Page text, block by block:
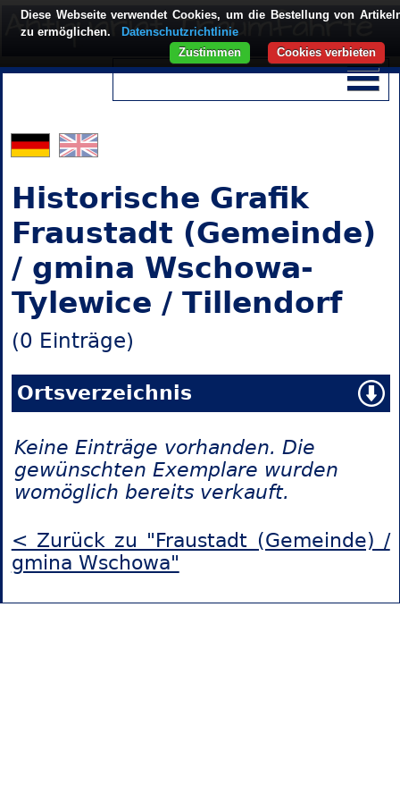
Historische Grafik
Fraustadt (Gemeinde)
/ gmina Wschowa-
Tylewice / Tillendorf
(0 Einträge)
Ortsverzeichnis
Keine Einträge vorhanden. Die
gewünschten Exemplare wurden
womöglich bereits verkauft.
< Zurück zu "Fraustadt (Gemeinde) /
gmina Wschowa"
Diese Webseite verwendet Cookies, um die Bestellung von
zu ermöglichen.
Datenschutzrichtlinie
Cookies verbieten
Zustimmen